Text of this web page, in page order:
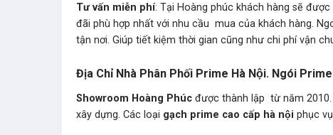
Tư vấn miễn phí: Tại Hoàng phúc khách hàng sẽ
đãi phù hợp nhất với nhu cầu mua của khách hàng.
tận nơi. Giúp tiết kiệm thời gian cũng như chi phí vận
Địa Chỉ Nhà Phân Phối Prime Hà Nội. Ngói
Showroom Hoàng Phúc được thành lập từ năm 2010.
xây dựng. Các loại gạch prime cao cấp hà nội phục